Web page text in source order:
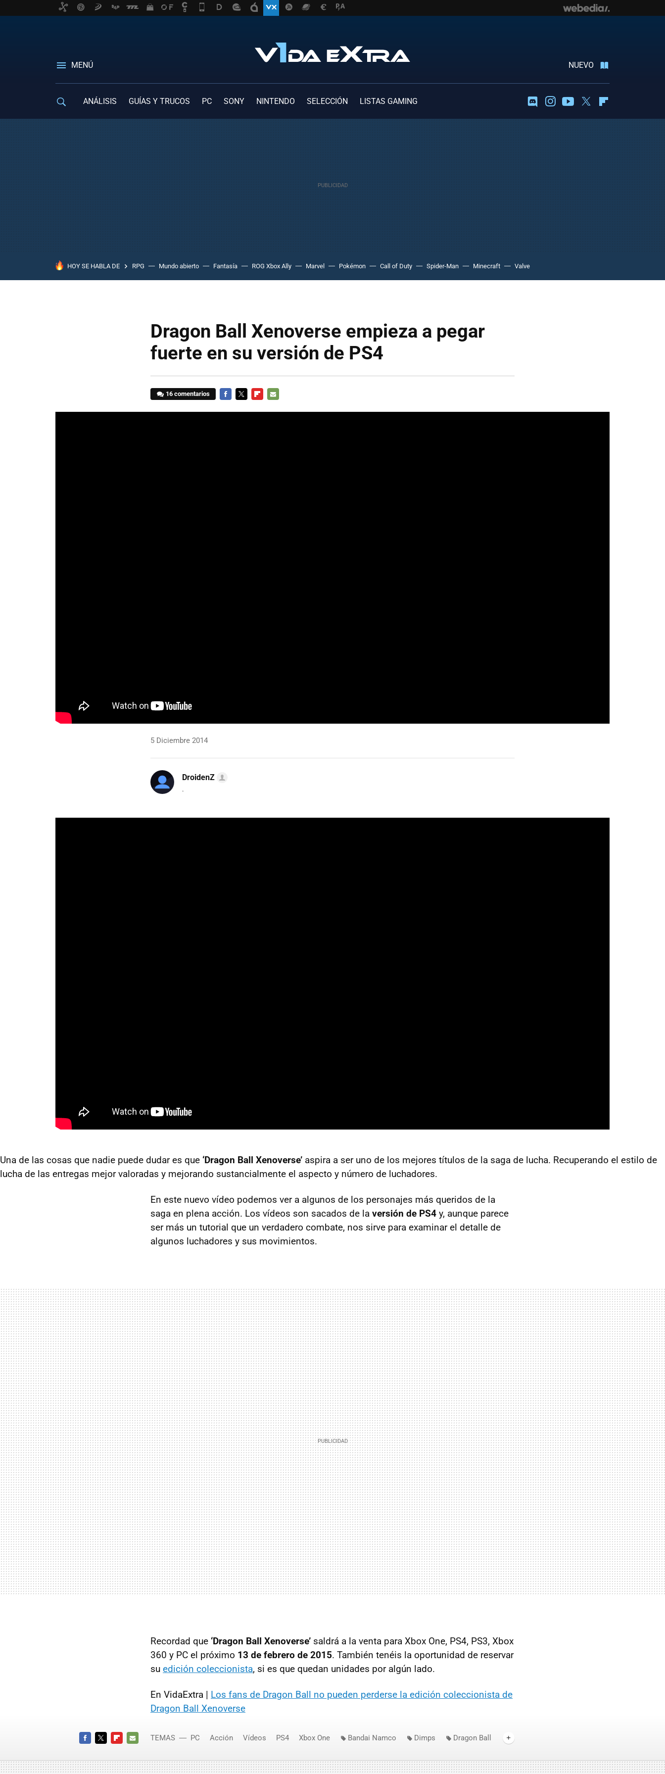
MENÚ NUEVO
ANÁLISIS GUÍAS Y TRUCOS PC SONY NINTENDO SELECCIÓN LISTAS GAMING DiscordInstagramYoutubeTwitter
HOY SE HABLA DE RPG Mundo abierto Fantasía ROG Xbox Ally Marvel Pokémon Call of Duty Spider-Man Minecraft Valve
Dragon Ball Xenoverse empieza a pegar
fuerte en su versión de PS4
16 comentarios
5 Diciembre 2014
DroidenZ
.
Una de las cosas que nadie puede dudar es que ‘Dragon Ball Xenoverse’ aspira a ser uno de los mejores títulos de la saga de lucha. Recuperando el estilo de
lucha de las entregas mejor valoradas y mejorando sustancialmente el aspecto y número de luchadores.
En este nuevo vídeo podemos ver a algunos de los personajes más queridos de la
saga en plena acción. Los vídeos son sacados de la versión de PS4 y, aunque parece
ser más un tutorial que un verdadero combate, nos sirve para examinar el detalle de
algunos luchadores y sus movimientos.
Recordad que ‘Dragon Ball Xenoverse’ saldrá a la venta para Xbox One, PS4, PS3, Xbox
360 y PC el próximo 13 de febrero de 2015. También tenéis la oportunidad de reservar
su edición coleccionista, si es que quedan unidades por algún lado.
En VidaExtra | Los fans de Dragon Ball no pueden perderse la edición coleccionista de
Dragon Ball Xenoverse
MAIL
TEMAS PC Acción Vídeos PS4 Xbox One Bandai Namco Dimps
Dragon Ball